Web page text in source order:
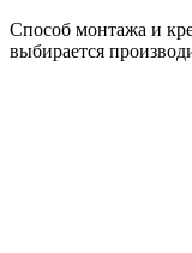
Способ монтажа и
выбирается